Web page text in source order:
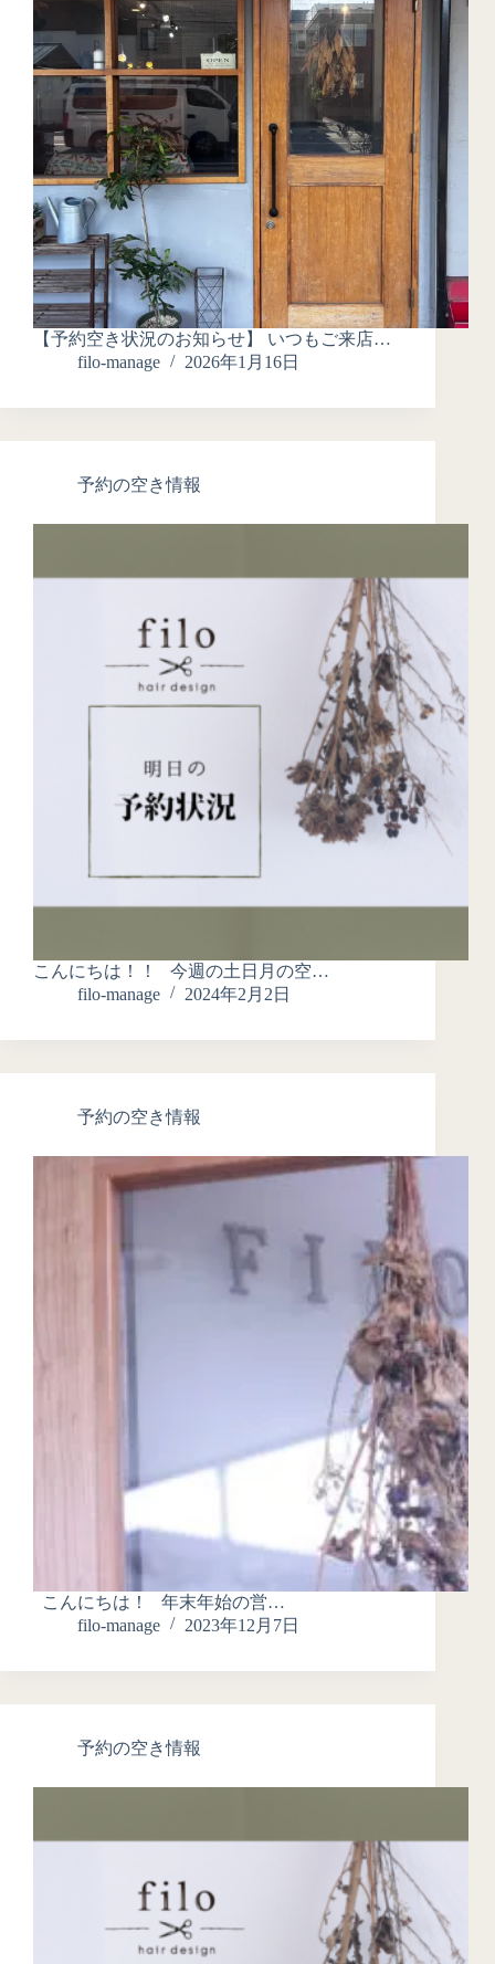
【予約空き状況のお知らせ】 いつもご来店…
filo-manage
2026年1月16日
予約の空き情報
こんにちは！！ 今週の土日月の空…
filo-manage
2024年2月2日
予約の空き情報
こんにちは！ 年末年始の営…
filo-manage
2023年12月7日
予約の空き情報